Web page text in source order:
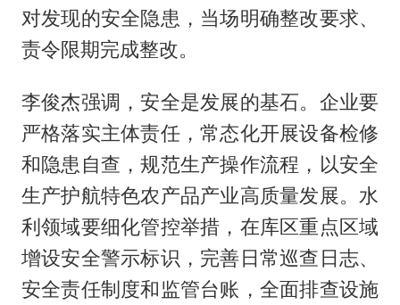
对发现的安全隐患，当场明确整改要求、
责令限期完成整改。
李俊杰强调，安全是发展的基石。企业要
严格落实主体责任，常态化开展设备检修
和隐患自查，规范生产操作流程，以安全
生产护航特色农产品产业高质量发展。水
利领域要细化管控举措，在库区重点区域
增设安全警示标识，完善日常巡查日志、
安全责任制度和监管台账，全面排查设施